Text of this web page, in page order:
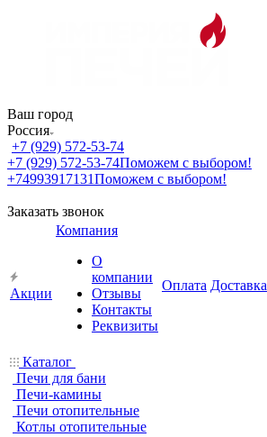
Ваш город
Россия
+7 (929) 572-53-74
+7 (929) 572-53-74Поможем с выбором!
+74993917131Поможем с выбором!
Заказать звонок
Акции
Компания
О
компании
Отзывы
Контакты
Реквизиты
Оплата Доставка
Каталог
Печи для бани
Печи-камины
Печи отопительные
Котлы отопительные